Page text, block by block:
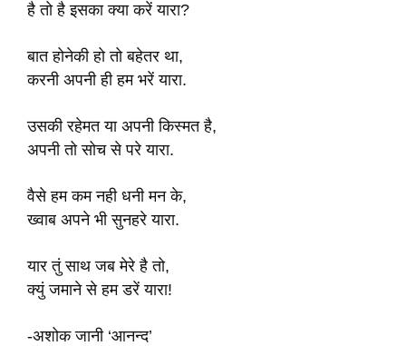
है तो है इसका क्या करें यारा?
बात होनेकी हो तो बहेतर था,
करनी अपनी ही हम भरें यारा.
उसकी रहेमत या अपनी किस्मत है,
अपनी तो सोच से परे यारा.
वैसे हम कम नही धनी मन के,
ख्वाब अपने भी सुनहरे यारा.
यार तुं साथ जब मेरे है तो,
क्युं जमाने से हम डरें यारा!
-अशोक जानी ‘आनन्द’